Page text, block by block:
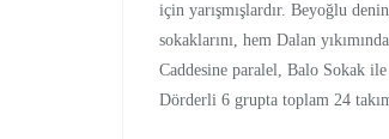
için yarışmışlardır. Beyoğlu
sokaklarını, hem Dalan
Caddesine paralel, Balo Sokak ile
Dörderli 6 grupta toplam 24